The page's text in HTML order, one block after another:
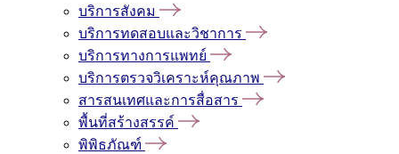
บริการสังคม
บริการทดสอบและวิชาการ
บริการทางการแพทย์
บริการตรวจวิเคราะห์คุณภาพ
สารสนเทศและการสื่อสาร
พื้นที่สร้างสรรค์
พิพิธภัณฑ์